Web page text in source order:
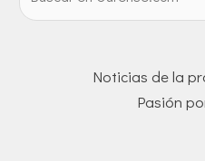
Noticias de la
Pasión